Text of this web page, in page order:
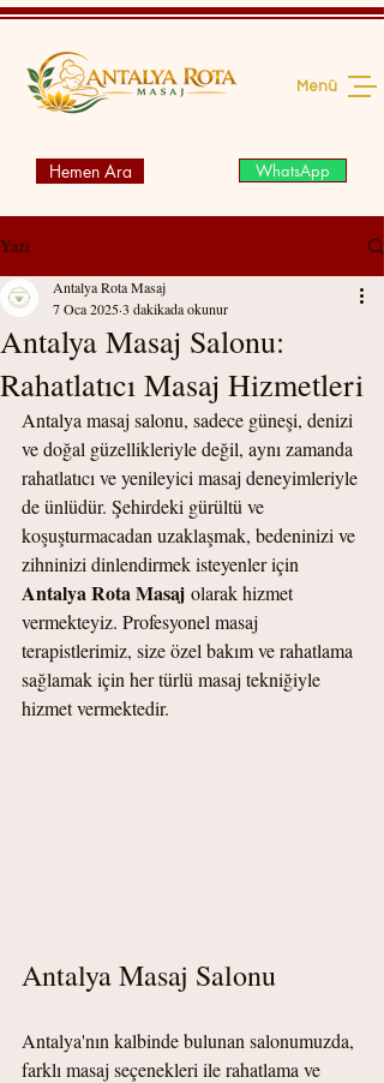
WhatsApp
Menü
Hemen Ara
Yazı
Antalya Masaj Salonu:
Rahatlatıcı Masaj Hizmetleri
Antalya Rota Masaj
7 Oca 20253 dakikada okunur
Antalya masaj salonu, sadece güneşi, denizi
ve doğal güzellikleriyle değil, aynı zamanda
rahatlatıcı ve yenileyici masaj deneyimleriyle
de ünlüdür. Şehirdeki gürültü ve
koşuşturmacadan uzaklaşmak, bedeninizi ve
zihninizi dinlendirmek isteyenler için
Antalya Rota Masaj olarak hizmet
vermekteyiz. Profesyonel masaj
terapistlerimiz, size özel bakım ve rahatlama
sağlamak için her türlü masaj tekniğiyle
hizmet vermektedir.
Antalya Masaj Salonu
Antalya'nın kalbinde bulunan salonumuzda,
farklı masaj seçenekleri ile rahatlama ve